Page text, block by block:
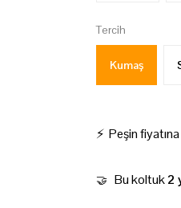
Tercih
Kumaş
⚡ Peşin fiyatına
🤝 Bu koltuk2